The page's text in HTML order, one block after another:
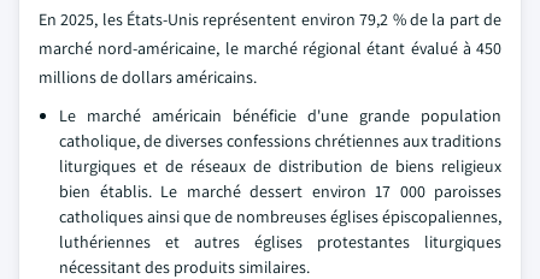
En 2025, les États-Unis représentent environ 79,2 % de la part de
marché nord-américaine, le marché régional étant évalué à 450
millions de dollars américains.
Le marché américain bénéficie d'une grande population
catholique, de diverses confessions chrétiennes aux traditions
liturgiques et de réseaux de distribution de biens religieux
bien établis. Le marché dessert environ 17 000 paroisses
catholiques ainsi que de nombreuses églises épiscopaliennes,
luthériennes et autres églises protestantes liturgiques
nécessitant des produits similaires.